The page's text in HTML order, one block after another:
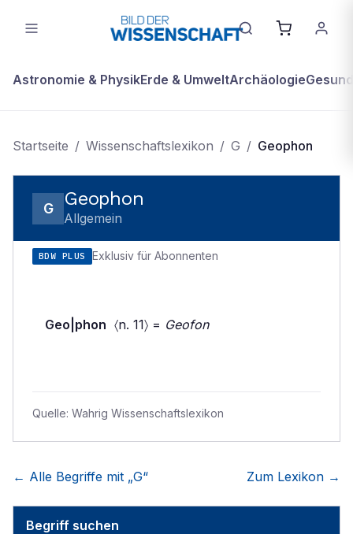
Astronomie & PhysikErde & UmweltArchäologie
Startseite / Wissenschaftslexikon / G / Geophon
G Geophon
Allgemein
BDW PLUS Exklusiv für Abonnenten
Geo|phon 〈n. 11〉 = Geofon
Quelle: Wahrig Wissenschaftslexikon
← Alle Begriffe mit „G“ Zum Lexikon →
Begriff suchen